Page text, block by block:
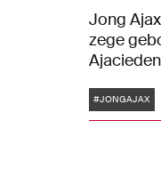
Jong
zege
Bounida
Tags
#JONGAJAX